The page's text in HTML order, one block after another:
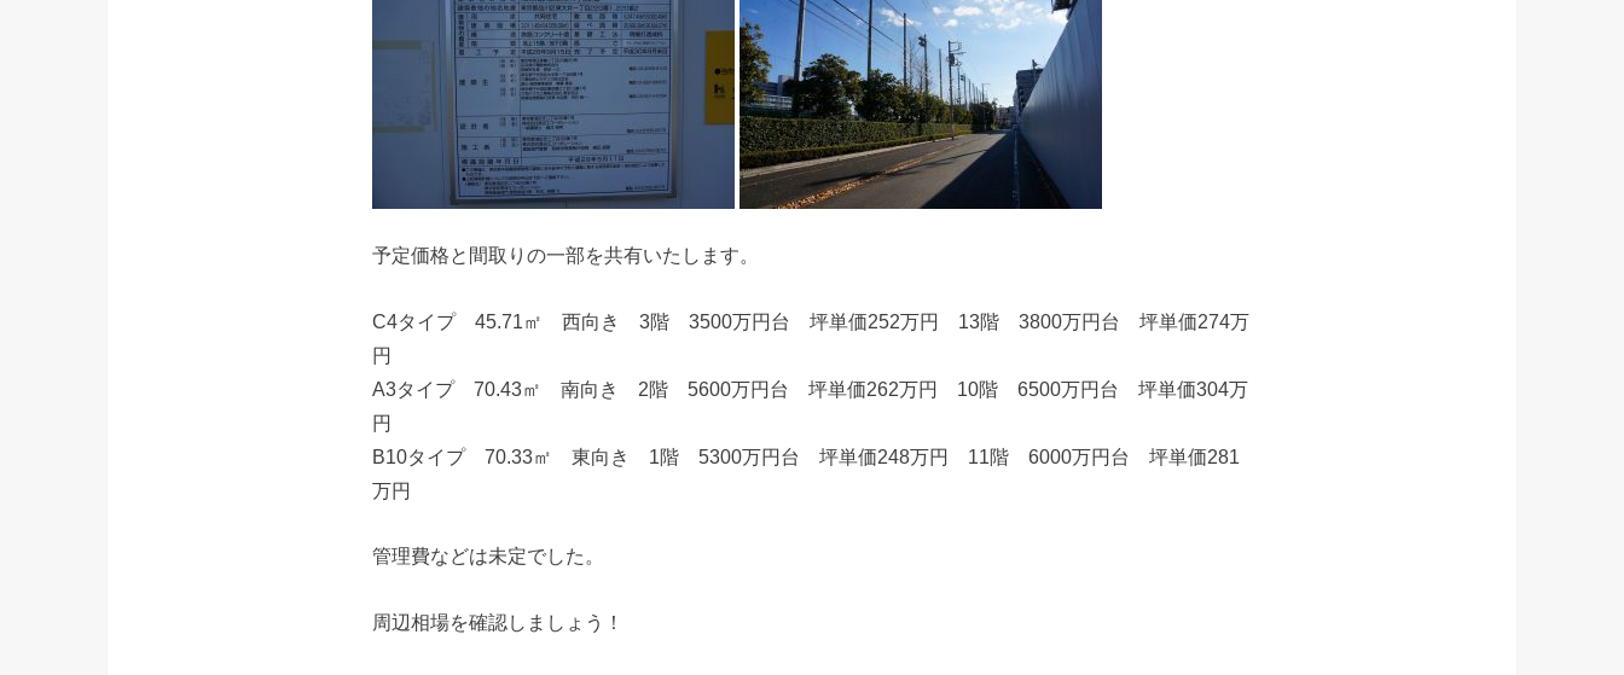
予定価格と間取りの一部を共有いたします。
C4タイプ 45.71㎡ 西向き 3階 3500万円台 坪単価252万円 13階 3800万円台 坪単価274万
円
A3タイプ 70.43㎡ 南向き 2階 5600万円台 坪単価262万円 10階 6500万円台 坪単価304万
円
B10タイプ 70.33㎡ 東向き 1階 5300万円台 坪単価248万円 11階 6000万円台 坪単価281
万円
管理費などは未定でした。
周辺相場を確認しましょう！